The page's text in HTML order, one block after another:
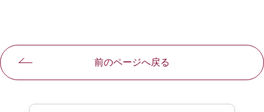
前のページへ戻る